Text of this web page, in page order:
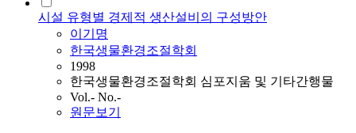
시설 유형별 경제적 생산설비의 구성방안
이기명
한국생물환경조절학회
1998
한국생물환경조절학회 심포지움 및 기타간행물
Vol.- No.-
원문보기